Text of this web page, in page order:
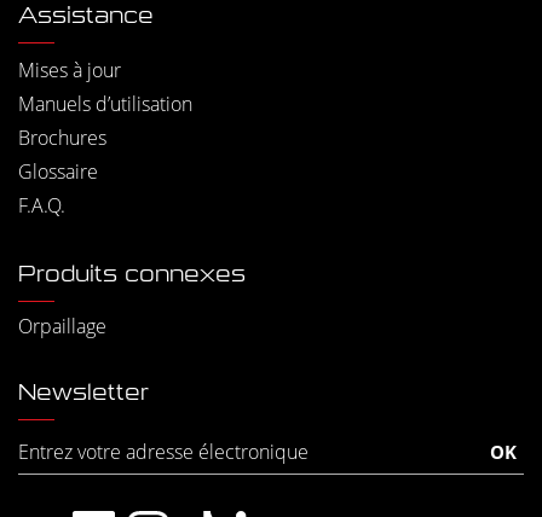
Assistance
Mises à jour
Manuels d’utilisation
Brochures
Glossaire
F.A.Q.
Produits connexes
Orpaillage
Newsletter